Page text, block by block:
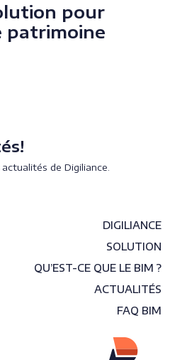
pour
patrimoine
de Digiliance.
DIGILIANCE
SOLUTION
QU’EST-CE QUE LE BIM ?
ACTUALITÉS
FAQ BIM